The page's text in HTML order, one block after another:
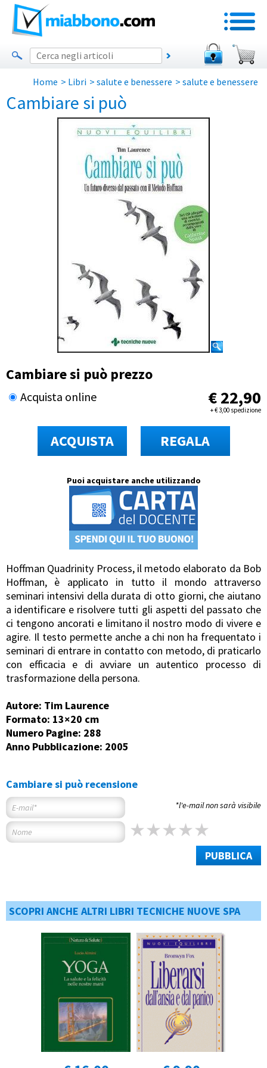
Home > Libri > salute e benessere > salute e benessere
Cambiare si può
Cambiare si può prezzo
Acquista online €22,90
+€3,00 spedizione
ACQUISTA REGALA
Puoi acquistare anche utilizzando
Hoffman Quadrinity Process, il metodo elaborato da Bob
Hoffman, è applicato in tutto il mondo attraverso
seminari intensivi della durata di otto giorni, che aiutano
a identificare e risolvere tutti gli aspetti del passato che
ci tengono ancorati e limitano il nostro modo di vivere e
agire. Il testo permette anche a chi non ha frequentato i
seminari di entrare in contatto con metodo, di praticarlo
con efficacia e di avviare un autentico processo di
trasformazione della persona.
Autore: Tim Laurence
Formato: 13×20 cm
Numero Pagine: 288
Anno Pubblicazione: 2005
Cambiare si può recensione
*l'e-mail non sarà visibile
PUBBLICA
SCOPRI ANCHE ALTRI LIBRI TECNICHE NUOVE SPA